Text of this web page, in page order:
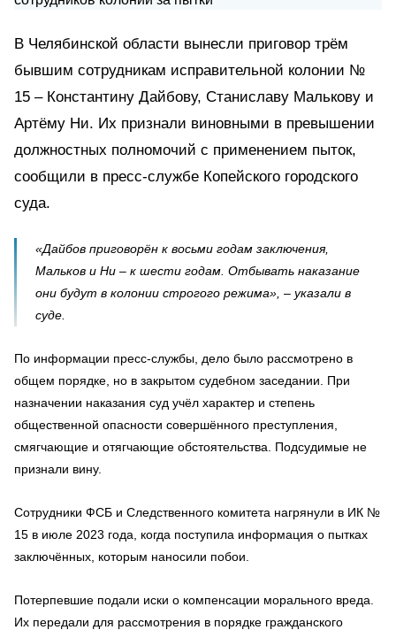
В Челябинской области вынесли приговор трём
бывшим сотрудникам исправительной колонии №
15 – Константину Дайбову, Станиславу Малькову и
Артёму Ни. Их признали виновными в превышении
должностных полномочий с применением пыток,
сообщили в пресс-службе Копейского городского
суда.
«Дайбов приговорён к восьми годам заключения,
Мальков и Ни – к шести годам. Отбывать наказание
они будут в колонии строгого режима», – указали в
суде.
По информации пресс-службы, дело было рассмотрено в
общем порядке, но в закрытом судебном заседании. При
назначении наказания суд учёл характер и степень
общественной опасности совершённого преступления,
смягчающие и отягчающие обстоятельства. Подсудимые не
признали вину.
Сотрудники ФСБ и Следственного комитета нагрянули в ИК №
15 в июле 2023 года, когда поступила информация о пытках
заключённых, которым наносили побои.
Потерпевшие подали иски о компенсации морального вреда.
Их передали для рассмотрения в порядке гражданского